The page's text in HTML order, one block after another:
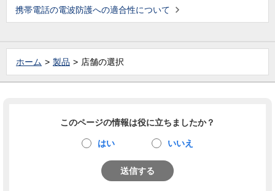
携帯電話の電波防護への適合性について
ホーム 製品 店舗の選択
このページの情報は役に立ちましたか？
はい いいえ
送信する